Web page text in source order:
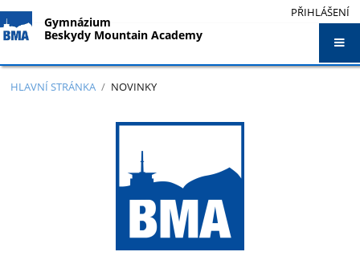
PŘIHLÁŠENÍ
Gymnázium
Beskydy Mountain Academy
HLAVNÍ STRÁNKA / NOVINKY